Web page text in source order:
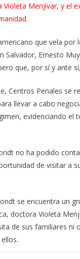
Menjívar, y el
que vela
Salvador, Ernesto
que, por sí y ante
Centros Penales se
llevar a cabo
evidenciando el
no ha podido
de visitar a
se encuentra un
doctora Violeta
de sus familiares ni